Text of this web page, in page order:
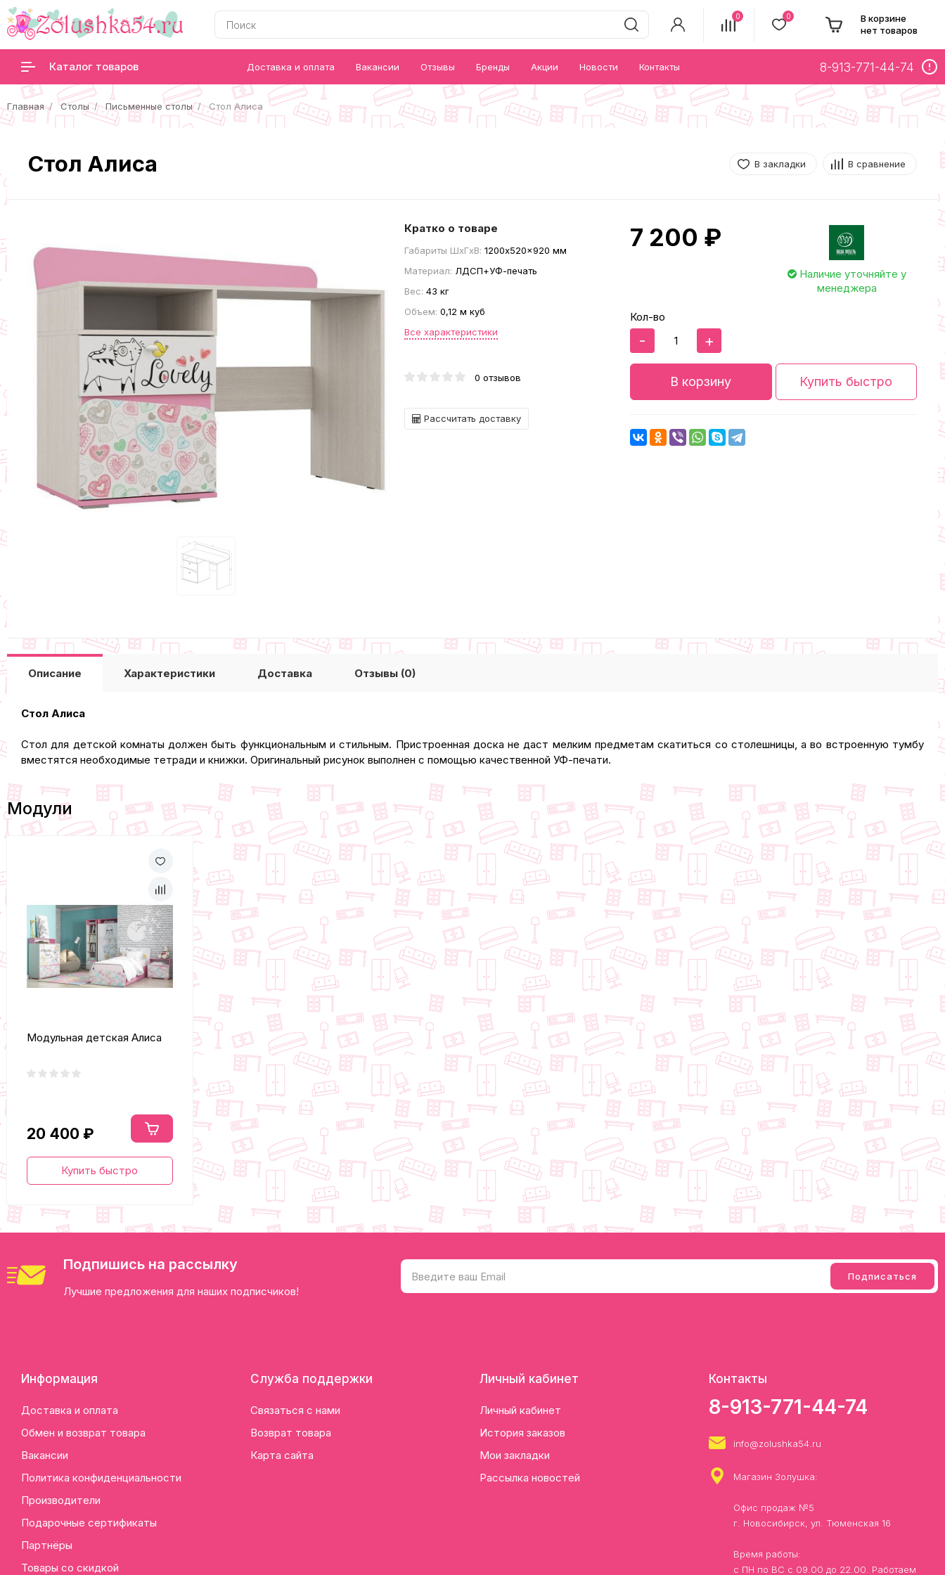
0 0
В корзине
нет товаров
Каталог товаров Доставка и оплата Вакансии Отзывы Бренды Акции Новости Контакты 8-913-771-44-74
Главная Столы Письменные столы Стол Алиса
Стол Алиса В закладки В сравнение
Кратко о товаре
Габариты ШxГxВ: 1200x520x920 мм
Материал: ЛДСП+УФ-печать
Вес: 43 кг
Объем: 0,12 м куб
Все характеристики
0 отзывов
Рассчитать доставку
7 200 ₽
Наличие уточняйте у
менеджера
Кол-во
- +
В корзину Купить быстро
Описание Характеристики Доставка Отзывы (0)
Стол Алиса
Стол для детской комнаты должен быть функциональным и стильным. Пристроенная доска не даст мелким предметам скатиться со столешницы, а во встроенную тумбу
вместятся необходимые тетради и книжки. Оригинальный рисунок выполнен с помощью качественной УФ-печати.
Модули
Модульная детская Алиса
20 400 ₽
Купить быстро
Подпишись на рассылку
Лучшие предложения для наших подписчиков!
Информация
Доставка и оплата
Обмен и возврат товара
Вакансии
Политика конфиденциальности
Производители
Подарочные сертификаты
Партнёры
Товары со скидкой
Служба поддержки
Связаться с нами
Возврат товара
Карта сайта
Личный кабинет
Личный кабинет
История заказов
Мои закладки
Рассылка новостей
Контакты
8-913-771-44-74
info@zolushka54.ru
Магазин Золушка:
Офис продаж №5
г. Новосибирск, ул. Тюменская 16
Время работы:
с ПН по ВС с 09.00 до 22.00. Работаем